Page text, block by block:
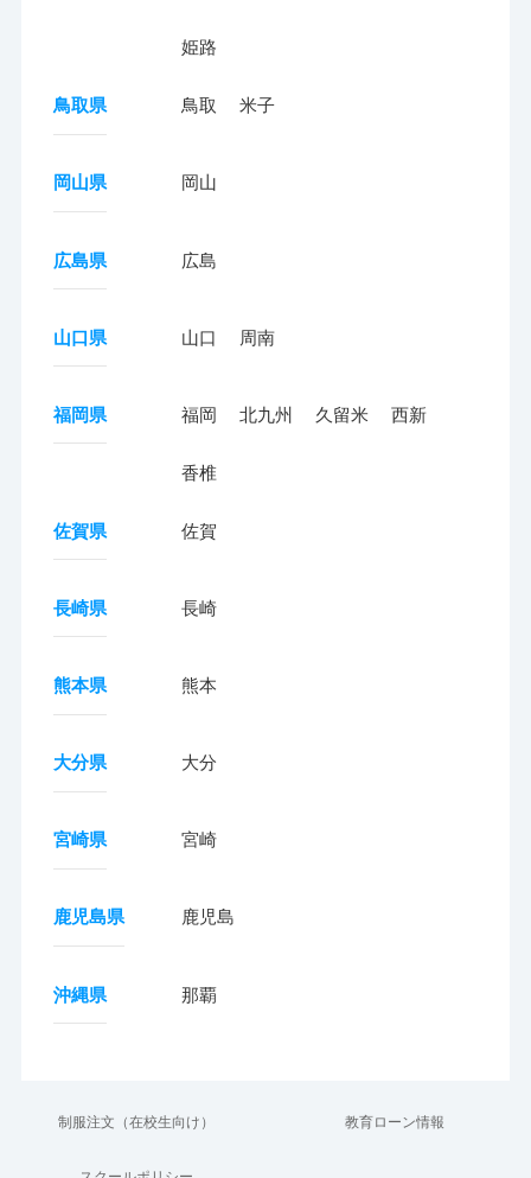
姫路
鳥取県 鳥取 米子
岡山県 岡山
広島県 広島
山口県 山口 周南
福岡県 福岡 北九州 久留米 西新
香椎
佐賀県 佐賀
長崎県 長崎
熊本県 熊本
大分県 大分
宮崎県 宮崎
鹿児島県 鹿児島
沖縄県 那覇
制服注文（在校生向け） 教育ローン情報